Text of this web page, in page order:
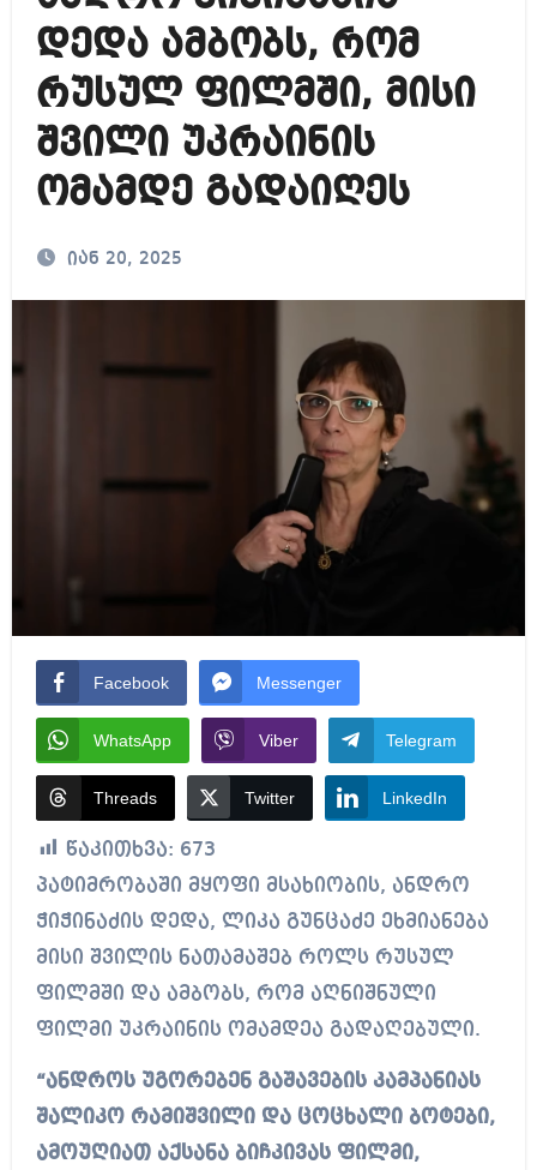
დედა ამბობს, რომ
რუსულ ფილმში, მისი
შვილი უკრაინის
ომამდე გადაიღეს
იან 20, 2025
Facebook Messenger
WhatsApp Viber Telegram
Threads Twitter LinkedIn
წაკითხვა: 673
პატიმრობაში მყოფი მსახიობის, ანდრო
ჭიჭინაძის დედა, ლიკა გუნცაძე ეხმიანება
მისი შვილის ნათამაშებ როლს რუსულ
ფილმში და ამბობს, რომ აღნიშნული
ფილმი უკრაინის ომამდეა გადაღებული.
“ანდროს უგორებენ გაშავების კამპანიას
შალიკო რამიშვილი და ცოცხალი ბოტები,
ამოუღიათ აქსანა ბიჩკივას ფილმი,